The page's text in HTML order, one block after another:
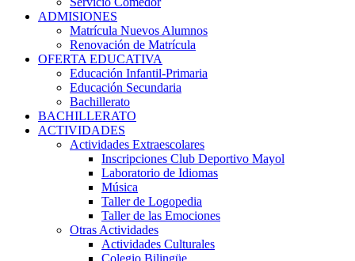
ADMISIONES
Matrícula Nuevos Alumnos
Renovación de Matrícula
OFERTA EDUCATIVA
Educación Infantil-Primaria
Educación Secundaria
Bachillerato
BACHILLERATO
ACTIVIDADES
Actividades Extraescolares
Inscripciones Club Deportivo Mayol
Laboratorio de Idiomas
Música
Taller de Logopedia
Taller de las Emociones
Otras Actividades
Actividades Culturales
Colegio Bilingüe